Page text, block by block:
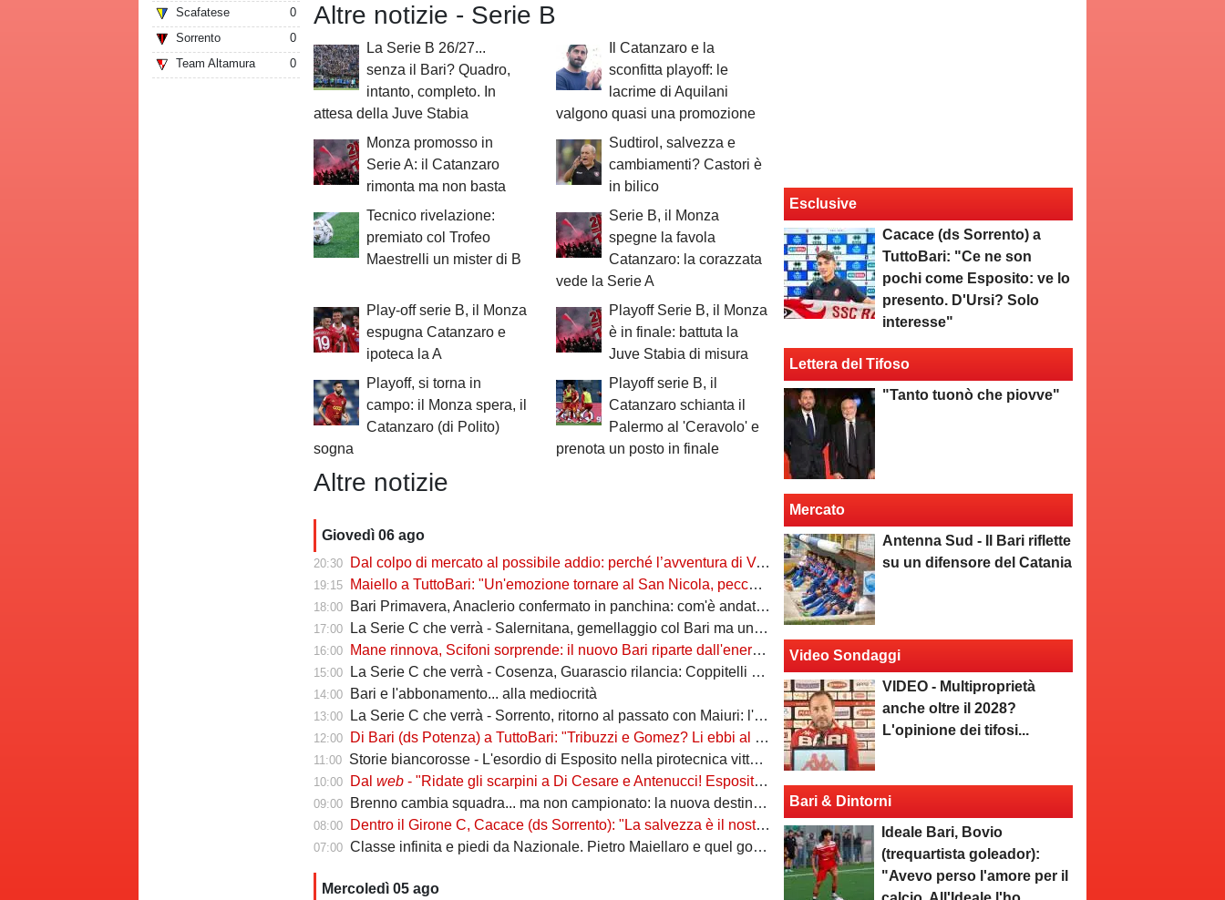
Scafatese
0
Sorrento
0
Team Altamura
0
Altre notizie - Serie B
La Serie B 26/27...
senza il Bari? Quadro,
intanto, completo. In
attesa della Juve Stabia
Il Catanzaro e la
sconfitta playoff: le
lacrime di Aquilani
valgono quasi una promozione
Monza promosso in
Serie A: il Catanzaro
rimonta ma non basta
Sudtirol, salvezza e
cambiamenti? Castori è
in bilico
Tecnico rivelazione:
premiato col Trofeo
Maestrelli un mister di B
Serie B, il Monza
spegne la favola
Catanzaro: la corazzata
vede la Serie A
Play-off serie B, il Monza
espugna Catanzaro e
ipoteca la A
Playoff Serie B, il Monza
è in finale: battuta la
Juve Stabia di misura
Playoff, si torna in
campo: il Monza spera, il
Catanzaro (di Polito)
sogna
Playoff serie B, il
Catanzaro schianta il
Palermo al 'Ceravolo' e
prenota un posto in finale
Altre notizie
Giovedì 06 ago
20:30 Dal colpo di mercato al possibile addio: perché l’avventura di Verreth al Bari non è mai davvero sbocciata
19:15 Maiello a TuttoBari: "Un'emozione tornare al San Nicola, peccato per il poco pubblico. Bari? Ben costruito"
18:00 Bari Primavera, Anaclerio confermato in panchina: com'è andata la scorsa stagione?
17:00 La Serie C che verrà - Salernitana, gemellaggio col Bari ma una sola missione: tornare subito in Serie B
16:00 Mane rinnova, Scifoni sorprende: il nuovo Bari riparte dall'energia verde
15:00 La Serie C che verrà - Cosenza, Guarascio rilancia: Coppitelli per riportare i lupi in Serie B
14:00 Bari e l'abbonamento... alla mediocrità
13:00 La Serie C che verrà - Sorrento, ritorno al passato con Maiuri: l'obiettivo è una salvezza senza affanni
12:00 Di Bari (ds Potenza) a TuttoBari: "Tribuzzi e Gomez? Li ebbi al Crotone. Alessio può fare più ruoli, Guido è una certezza"
11:00 Storie biancorosse - L'esordio di Esposito nella pirotecnica vittoria contro la Spal di De Rossi e Nainggolan
10:00 Dalweb - "Ridate gli scarpini a Di Cesare e Antenucci! Esposito? Forte, ma valorizziamo sempre giocatori del Napoli"
09:00 Brenno cambia squadra... ma non campionato: la nuova destinazione dell'ex Bari
08:00 Dentro il Girone C, Cacace (ds Sorrento): "La salvezza è il nostro scudetto, torniamo a casa dopo gennaio. Ecco la nostra forza"
07:00 Classe infinita e piedi da Nazionale. Pietro Maiellaro e quel gol da quaranta metri...
Mercoledì 05 ago
Esclusive
Cacace (ds Sorrento) a
TuttoBari: "Ce ne son
pochi come Esposito: ve lo
presento. D'Ursi? Solo
interesse"
Lettera del Tifoso
"Tanto tuonò che piovve"
Mercato
Antenna Sud - Il Bari riflette
su un difensore del Catania
Video Sondaggi
VIDEO - Multiproprietà
anche oltre il 2028?
L'opinione dei tifosi...
Bari & Dintorni
Ideale Bari, Bovio
(trequartista goleador):
"Avevo perso l'amore per il